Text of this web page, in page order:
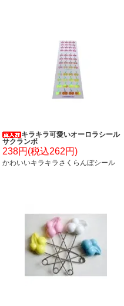
キラキラ可愛いオーロラシール
サクランボ
238円(税込262円)
かわいいキラキラさくらんぼシール